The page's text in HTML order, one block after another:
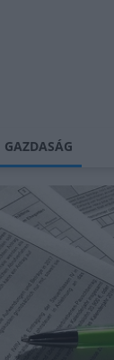
GAZDASÁG